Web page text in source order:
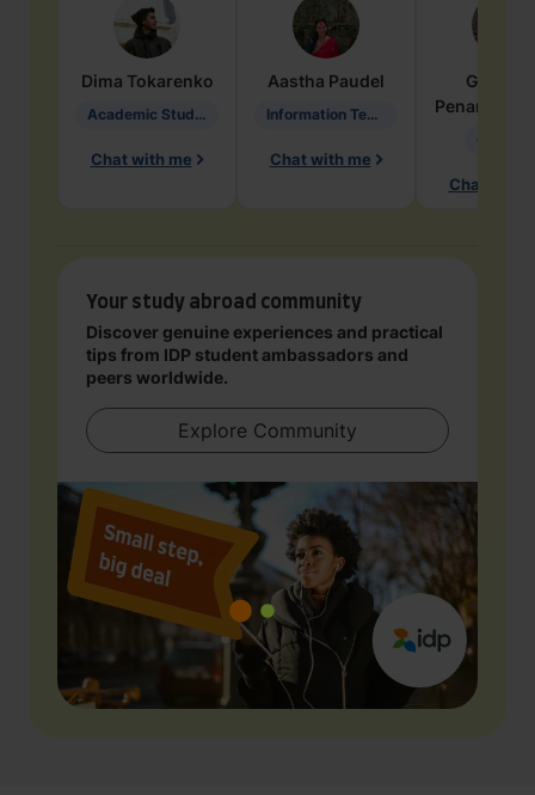
Dima Tokarenko
Academic Studies in Education
Chat with me
Aastha Paudel
Information Technology
Chat with me
Penarete
Chat with
Your study abroad community
Discover genuine experiences and practical
tips from IDP student ambassadors and
peers worldwide.
Explore Community